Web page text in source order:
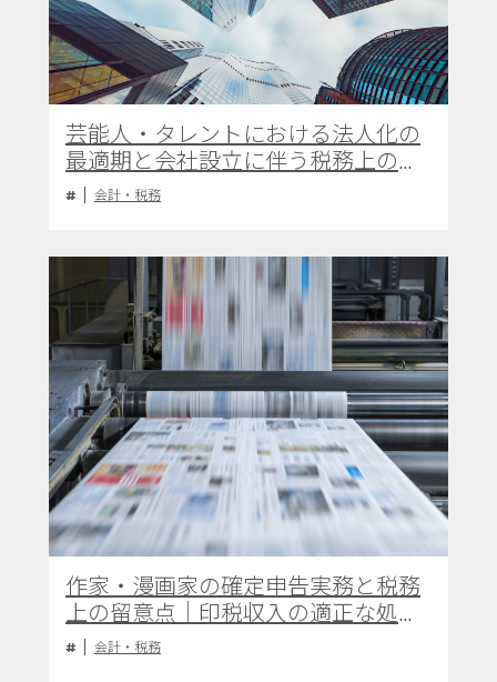
芸能人・タレントにおける法人化の
最適期と会社設立に伴う税務上のメ
リットについて
会計・税務
作家・漫画家の確定申告実務と税務
上の留意点｜印税収入の適正な処理
および経費計上の指針
会計・税務